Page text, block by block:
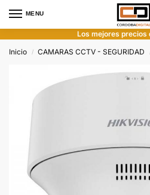
MENU
Los mejores precios
Inicio
/ CAMARAS CCTV - SEGURIDAD